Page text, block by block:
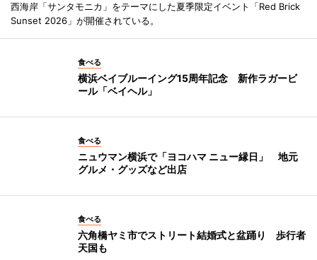
西海岸「サンタモニカ」をテーマにした夏季限定イベント「Red Brick
Sunset 2026」が開催されている。
食べる
横浜ベイブルーイング15周年記念 新作ラガービ
ール「ベイヘル」
食べる
ニュウマン横浜で「ヨコハマ ニュー縁日」 地元
グルメ・グッズなど出店
食べる
六角橋ヤミ市でストリート結婚式と盆踊り 歩行者
天国も